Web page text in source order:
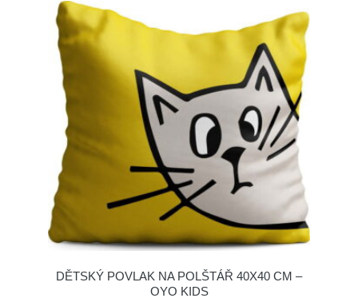
DĚTSKÝ POVLAK NA POLŠTÁŘ 40X40 CM –
OYO KIDS